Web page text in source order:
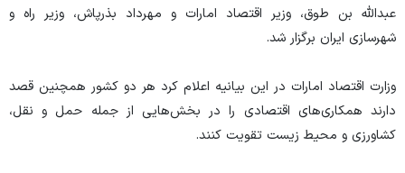
عبدالله بن طوق، وزیر اقتصاد امارات و مهرداد بذرپاش، وزیر راه و
شهرسازی ایران برگزار شد.
وزارت اقتصاد امارات در این بیانیه اعلام کرد هر دو کشور همچنین قصد
دارند همکاری‌های اقتصادی را در بخش‌هایی از جمله حمل و نقل،
کشاورزی و محیط زیست تقویت کنند.